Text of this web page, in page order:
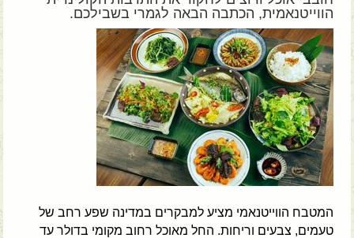
הווייטנאמית, הכתבה הבאה לגמרי בשבילכם.
המטבח הווייטנאמי מציע למבקרים במדינה שפע רחב של
טעמים, צבעים וריחות. החל מאוכל רחוב מקומי בדולר עד